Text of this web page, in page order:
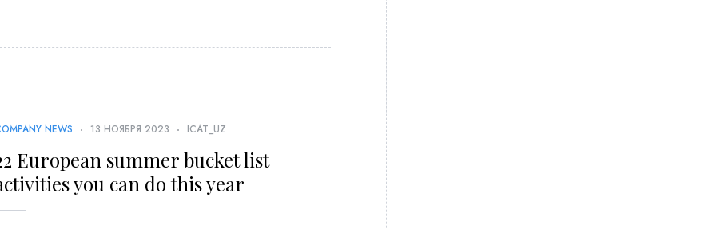
NEWS 13 НОЯБРЯ 2023 ICAT_UZ
European summer bucket list
you can do this year